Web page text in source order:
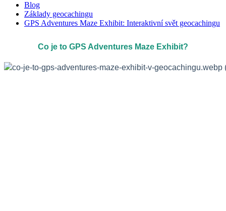
Blog
Základy geocachingu
GPS Adventures Maze Exhibit: Interaktivní svět geocachingu
Co je to GPS Adventures Maze Exhibit?